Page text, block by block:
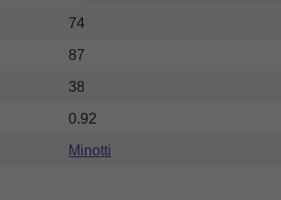
74
87
38
0.92
Minotti